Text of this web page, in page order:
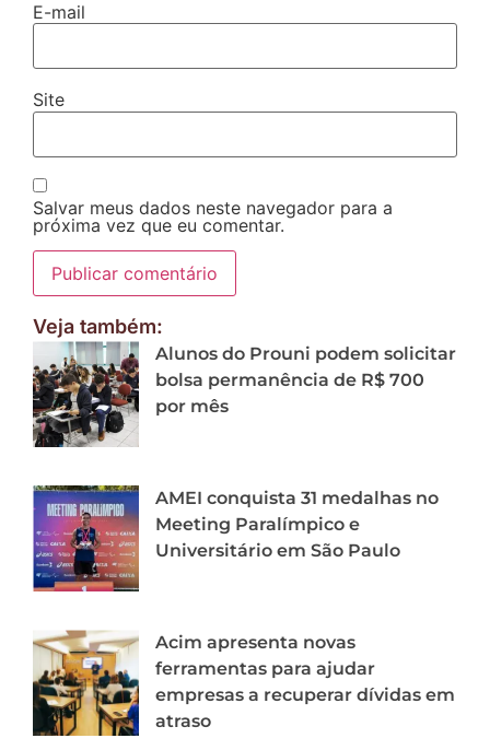
E-mail
Site
Salvar meus dados neste navegador para a
próxima vez que eu comentar.
Veja também:
Alunos do Prouni podem solicitar
bolsa permanência de R$ 700
por mês
AMEI conquista 31 medalhas no
Meeting Paralímpico e
Universitário em São Paulo
Acim apresenta novas
ferramentas para ajudar
empresas a recuperar dívidas em
atraso